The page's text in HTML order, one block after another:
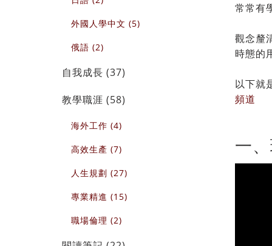
外國人學中文 (5)
俄語 (2)
自我成長 (37)
教學職涯 (58)
海外工作 (4)
高效生產 (7)
人生規劃 (27)
專業精進 (15)
職場倫理 (2)
常常有
觀念釐
時態的
以下就
頻道
一